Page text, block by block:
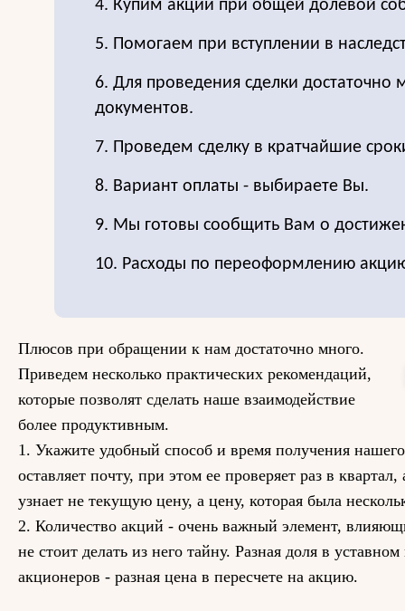
4. Купим акции при общей долевой
5. Помогаем при вступлении в
6. Для проведения сделки достаточно
документов.
7. Проведем сделку в кратчайшие
8. Вариант оплаты - выбираете Вы.
9. Мы готовы сообщить Вам о
10. Расходы по переоформлению
Плюсов при обращении к нам достаточно много.
Приведем несколько практических рекомендаций,
которые позволят сделать наше взаимодействие
более продуктивным.
1. Укажите удобный способ и время получения
оставляет почту, при этом ее проверяет раз в
узнает не текущую цену, а цену, которая была
2. Количество акций - очень важный элемент,
не стоит делать из него тайну. Разная доля в
акционеров - разная цена в пересчете на акцию.